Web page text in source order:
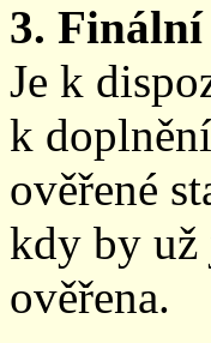
3. Finální
Je k
k
ověřené
kdy by už
ověřena.